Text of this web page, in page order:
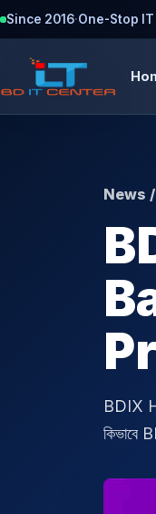
Since 2016·One-Stop
News
BDIX
কিভাবে